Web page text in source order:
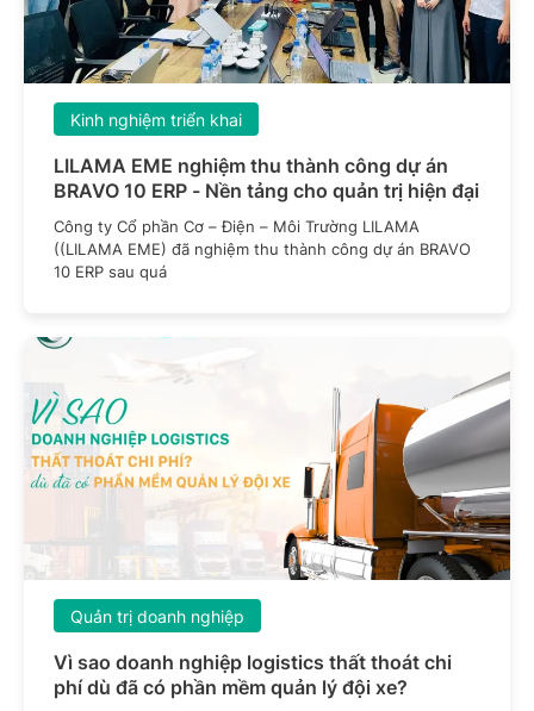
LILAMA EME nghiệm thu thành công dự án
BRAVO 10 ERP - Nền tảng cho quản trị hiện đại
Kinh nghiệm triển khai
Công ty Cổ phần Cơ – Điện – Môi Trường LILAMA
((LILAMA EME) đã nghiệm thu thành công dự án BRAVO
10 ERP sau quá
Vì sao doanh nghiệp logistics thất thoát chi
phí dù đã có phần mềm quản lý đội xe?
Quản trị doanh nghiệp